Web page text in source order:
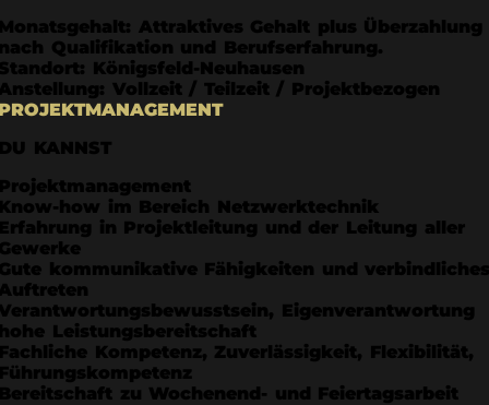
Attraktives Gehalt plus Überzahlung
Qualifikation und Berufserfahrung.
Königsfeld-Neuhausen
Vollzeit / Teilzeit / Projektbezogen
KANNST
how im Bereich Netzwerktechnik
in Projektleitung und der Leitung aller
kommunikative Fähigkeiten und
Eigenverantwortung
Leistungsbereitschaft
Kompetenz, Zuverlässigkeit, Flexibilität,
zu Wochenend- und Feiertagsarbeit